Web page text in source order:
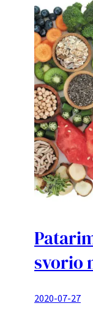
svorio
2020-07-27